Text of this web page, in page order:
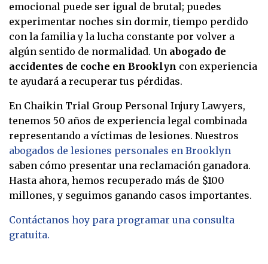
emocional puede ser igual de brutal; puedes
experimentar noches sin dormir, tiempo perdido
con la familia y la lucha constante por volver a
algún sentido de normalidad. Un abogado de
accidentes de coche en Brooklyn con experiencia
te ayudará a recuperar tus pérdidas.
En Chaikin Trial Group Personal Injury Lawyers,
tenemos 50 años de experiencia legal combinada
representando a víctimas de lesiones. Nuestros
abogados de lesiones personales en Brooklyn
saben cómo presentar una reclamación ganadora.
Hasta ahora, hemos recuperado más de $100
millones, y seguimos ganando casos importantes.
Contáctanos hoy para programar una consulta
gratuita.